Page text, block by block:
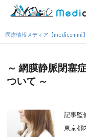
医療情報メディア【medicommi】
～ 網膜静脈閉塞
ついて ～
記事監
東京都